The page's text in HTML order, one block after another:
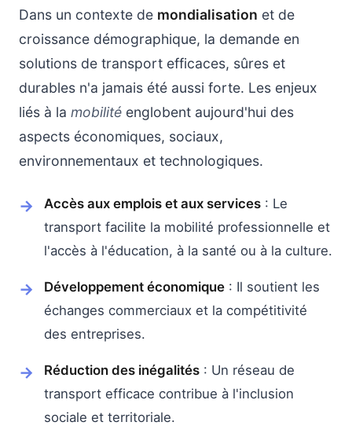
Dans un contexte de mondialisation et de
croissance démographique, la demande en
solutions de transport efficaces, sûres et
durables n'a jamais été aussi forte. Les enjeux
liés à la mobilité englobent aujourd'hui des
aspects économiques, sociaux,
environnementaux et technologiques.
Accès aux emplois et aux services : Le
transport facilite la mobilité professionnelle et
l'accès à l'éducation, à la santé ou à la culture.
Développement économique : Il soutient les
échanges commerciaux et la compétitivité
des entreprises.
Réduction des inégalités : Un réseau de
transport efficace contribue à l'inclusion
sociale et territoriale.